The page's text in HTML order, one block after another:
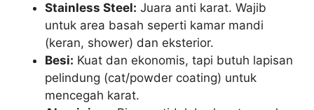
Stainless Steel: Juara anti karat. Wajib
untuk area basah seperti kamar mandi
(keran, shower) dan eksterior.
Besi: Kuat dan ekonomis, tapi butuh lapisan
pelindung (cat/powder coating) untuk
mencegah karat.